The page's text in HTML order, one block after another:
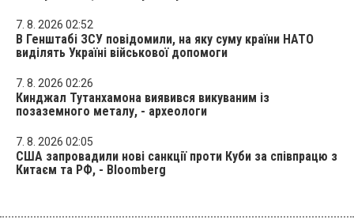
7. 8. 2026 02:52
В Генштабі ЗСУ повідомили, на яку суму країни НАТО
виділять Україні військової допомоги
7. 8. 2026 02:26
Кинджал Тутанхамона виявився викуваним із
позаземного металу, - археологи
7. 8. 2026 02:05
США запровадили нові санкції проти Куби за співпрацю з
Китаєм та РФ, - Bloomberg